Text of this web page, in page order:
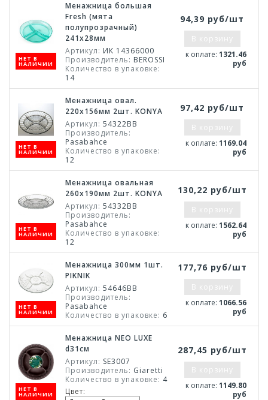
НЕТ В
НАЛИЧИИ
Менажница большая
Fresh (мята
полупрозрачный)
241х28мм
Артикул: ИК 14366000
Производитель: BEROSSI
Количество в упаковке:
14
94,39 руб/шт
В корзину
к оплате: 1321.46
руб
НЕТ В
НАЛИЧИИ
Менажница овал.
220х156мм 2шт. KONYA
Артикул: 54322BB
Производитель:
Pasabahce
Количество в упаковке:
12
97,42 руб/шт
В корзину
к оплате: 1169.04
руб
НЕТ В
НАЛИЧИИ
Менажница овальная
260х190мм 2шт. KONYA
Артикул: 54332BB
Производитель:
Pasabahce
Количество в упаковке:
12
130,22 руб/шт
В корзину
к оплате: 1562.64
руб
НЕТ В
НАЛИЧИИ
Менажница 300мм 1шт.
PIKNIK
Артикул: 54646BB
Производитель:
Pasabahce
Количество в упаковке: 6
177,76 руб/шт
В корзину
к оплате: 1066.56
руб
НЕТ В
НАЛИЧИИ
Менажница NEO LUXE
d31см
Артикул: SE3007
Производитель: Giaretti
Количество в упаковке: 4
Цвет:
287,45 руб/шт
В корзину
к оплате: 1149.80
руб